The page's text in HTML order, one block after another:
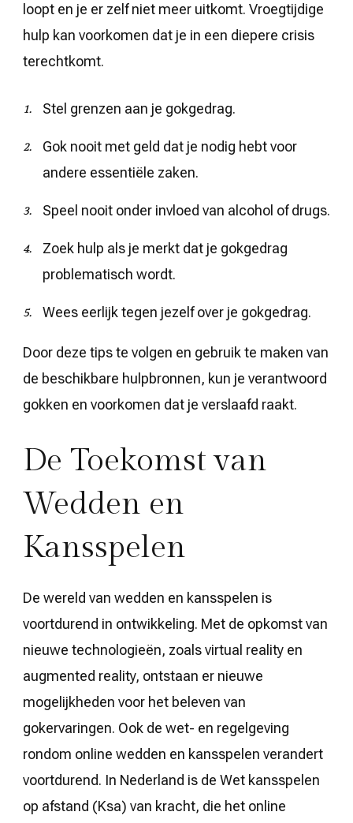
loopt en je er zelf niet meer uitkomt. Vroegtijdige
hulp kan voorkomen dat je in een diepere crisis
terechtkomt.
Stel grenzen aan je gokgedrag.
Gok nooit met geld dat je nodig hebt voor
andere essentiële zaken.
Speel nooit onder invloed van alcohol of drugs.
Zoek hulp als je merkt dat je gokgedrag
problematisch wordt.
Wees eerlijk tegen jezelf over je gokgedrag.
Door deze tips te volgen en gebruik te maken van
de beschikbare hulpbronnen, kun je verantwoord
gokken en voorkomen dat je verslaafd raakt.
De Toekomst van
Wedden en
Kansspelen
De wereld van wedden en kansspelen is
voortdurend in ontwikkeling. Met de opkomst van
nieuwe technologieën, zoals virtual reality en
augmented reality, ontstaan er nieuwe
mogelijkheden voor het beleven van
gokervaringen. Ook de wet- en regelgeving
rondom online wedden en kansspelen verandert
voortdurend. In Nederland is de Wet kansspelen
op afstand (Ksa) van kracht, die het online